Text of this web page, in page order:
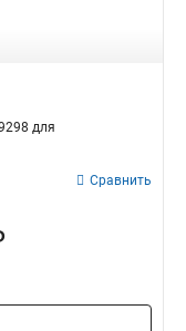
для
Сравнить